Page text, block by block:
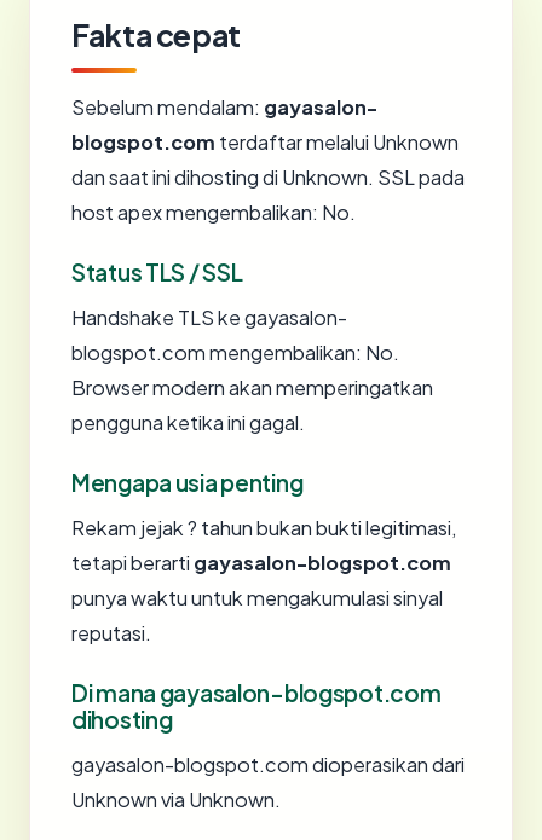
Fakta cepat
Sebelum mendalam: gayasalon-
blogspot.com terdaftar melalui Unknown
dan saat ini dihosting di Unknown. SSL pada
host apex mengembalikan: No.
Status TLS / SSL
Handshake TLS ke gayasalon-
blogspot.com mengembalikan: No.
Browser modern akan memperingatkan
pengguna ketika ini gagal.
Mengapa usia penting
Rekam jejak ? tahun bukan bukti legitimasi,
tetapi berarti gayasalon-blogspot.com
punya waktu untuk mengakumulasi sinyal
reputasi.
Di mana gayasalon-blogspot.com
dihosting
gayasalon-blogspot.com dioperasikan dari
Unknown via Unknown.